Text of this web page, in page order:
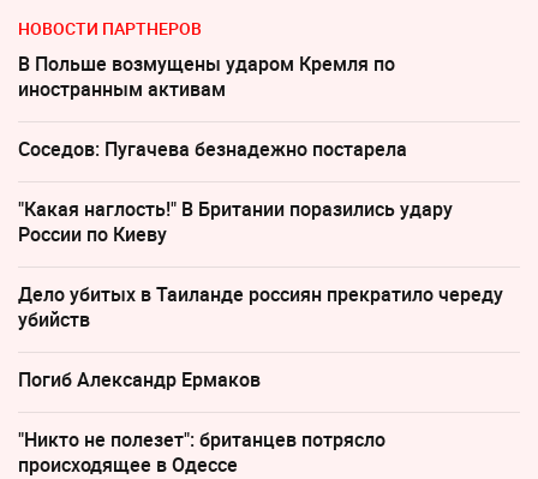
НОВОСТИ ПАРТНЕРОВ
В Польше возмущены ударом Кремля по
иностранным активам
Соседов: Пугачева безнадежно постарела
"Какая наглость!" В Британии поразились удару
России по Киеву
Дело убитых в Таиланде россиян прекратило череду
убийств
Погиб Александр Ермаков
"Никто не полезет": британцев потрясло
происходящее в Одессе